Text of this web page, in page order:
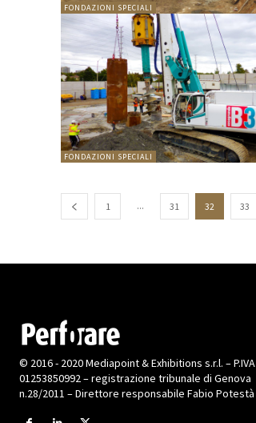
FONDAZIONI SPECIALI
FONDAZIONI SPECIALI
1 ... 31 32 33
© 2016 - 2020 Mediapoint & Exhibitions s.r.l. – P.IVA
01253850992 – registrazione tribunale di Genova
n.28/2011 – Direttore responsabile Fabio Potestà